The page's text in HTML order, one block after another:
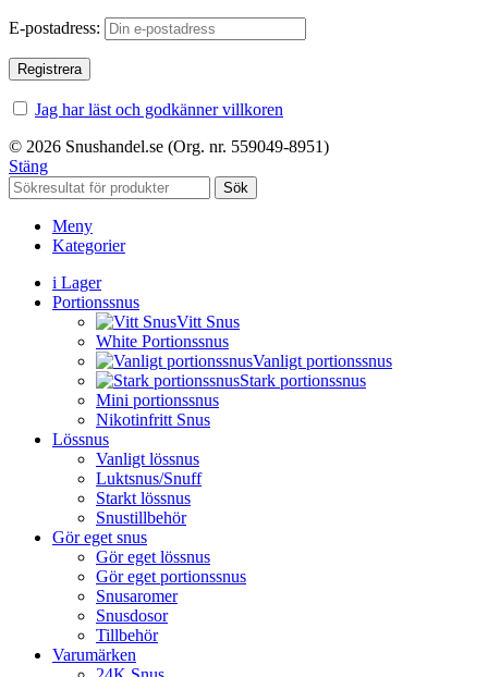
E-postadress:
Jag har läst och godkänner villkoren
© 2026 Snushandel.se (Org. nr. 559049-8951)
Stäng
Sök
Meny
Kategorier
i Lager
Portionssnus
Vitt Snus
White Portionssnus
Vanligt portionssnus
Stark portionssnus
Mini portionssnus
Nikotinfritt Snus
Lössnus
Vanligt lössnus
Luktsnus/Snuff
Starkt lössnus
Snustillbehör
Gör eget snus
Gör eget lössnus
Gör eget portionssnus
Snusaromer
Snusdosor
Tillbehör
Varumärken